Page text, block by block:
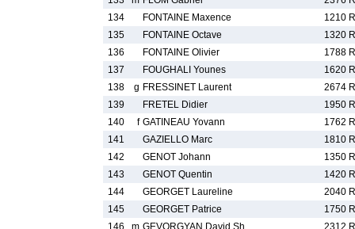
134
FONTAINE Maxence
1210 R
135
FONTAINE Octave
1320 R
136
FONTAINE Olivier
1788 R
137
FOUGHALI Younes
1620 R
138
g FRESSINET Laurent
2674 R
139
FRETEL Didier
1950 R
140
f GATINEAU Yovann
1762 R
141
GAZIELLO Marc
1810 R
142
GENOT Johann
1350 R
143
GENOT Quentin
1420 R
144
GEORGET Laureline
2040 R
145
GEORGET Patrice
1750 R
146
m GEVORGYAN David Sh. 2312 R